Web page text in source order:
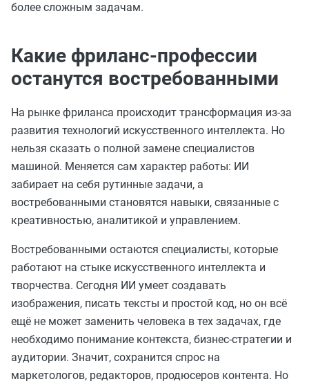
более сложным задачам.
Какие фриланс-профессии
останутся востребованными
На рынке фриланса происходит трансформация из-за
развития технологий искусственного интеллекта. Но
нельзя сказать о полной замене специалистов
машиной. Меняется сам характер работы: ИИ
забирает на себя рутинные задачи, а
востребованными становятся навыки, связанные с
креативностью, аналитикой и управлением.
Востребованными остаются специалисты, которые
работают на стыке искусственного интеллекта и
творчества. Сегодня ИИ умеет создавать
изображения, писать тексты и простой код, но он всё
ещё не может заменить человека в тех задачах, где
необходимо понимание контекста, бизнес-стратегии и
аудитории. Значит, сохранится спрос на
маркетологов, редакторов, продюсеров контента. Но